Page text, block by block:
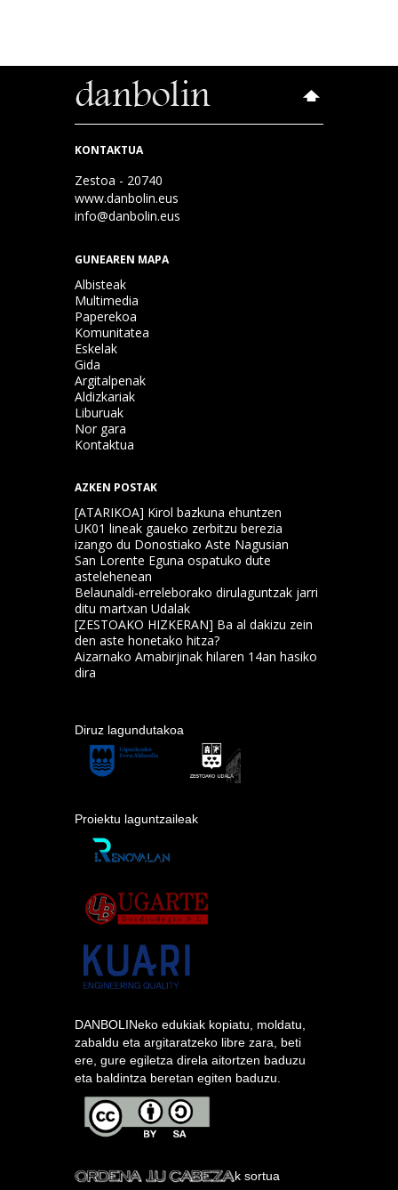
KONTAKTUA
Zestoa - 20740
www.danbolin.eus
info@danbolin.eus
GUNEAREN MAPA
Albisteak
Multimedia
Paperekoa
Komunitatea
Eskelak
Gida
Argitalpenak
Aldizkariak
Liburuak
Nor gara
Kontaktua
AZKEN POSTAK
[ATARIKOA] Kirol bazkuna ehuntzen
UK01 lineak gaueko zerbitzu berezia
izango du Donostiako Aste Nagusian
San Lorente Eguna ospatuko dute
astelehenean
Belaunaldi-erreleborako dirulaguntzak jarri
ditu martxan Udalak
[ZESTOAKO HIZKERAN] Ba al dakizu zein
den aste honetako hitza?
Aizarnako Amabirjinak hilaren 14an hasiko
dira
Diruz lagundutakoa
Proiektu laguntzaileak
DANBOLINeko edukiak kopiatu, moldatu,
zabaldu eta argitaratzeko libre zara, beti
ere, gure egiletza direla aitortzen baduzu
eta baldintza beretan egiten baduzu.
k sortua